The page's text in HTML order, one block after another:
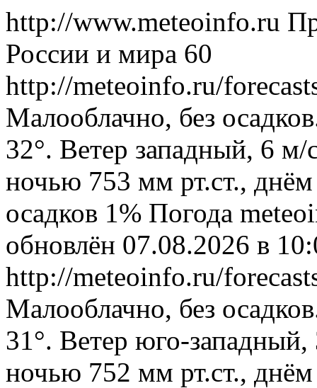
http://www.meteoinfo.ru
России и мира 60
http://meteoinfo.ru/
Малооблачно, без
32°. Ветер западный, 6
ночью 753 мм рт.ст.,
осадков 1% Погода
обновлён 07.08.2026 в
http://meteoinfo.ru/
Малооблачно, без
31°. Ветер юго-
ночью 752 мм рт.ст.,